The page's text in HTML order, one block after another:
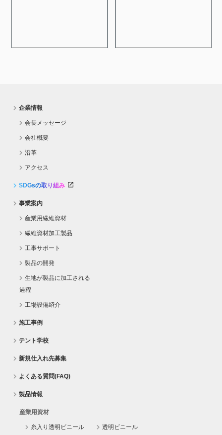
企業情報
会長メッセージ
会社概要
沿革
アクセス
SDGsの取り組み
事業案内
産業用繊維資材
繊維資材加工製品
工事サポート
製品の開発
生地が製品に加工される
過程
工場設備紹介
施工事例
テント学校
新規仕入れ先募集
よくある質問(FAQ)
製品情報
産業用資材
糸入り透明ビニール 透明ビニール